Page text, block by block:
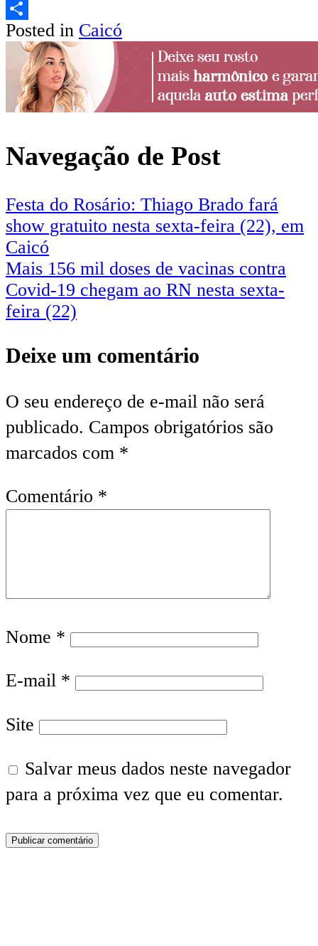
Email
Share
Posted in Caicó
Navegação de Post
Festa do Rosário: Thiago Brado fará
show gratuito nesta sexta-feira (22), em
Caicó
Mais 156 mil doses de vacinas contra
Covid-19 chegam ao RN nesta sexta-
feira (22)
Deixe um comentário
O seu endereço de e-mail não será
publicado. Campos obrigatórios são
marcados com *
Comentário *
Nome *
E-mail *
Site
Salvar meus dados neste navegador
para a próxima vez que eu comentar.